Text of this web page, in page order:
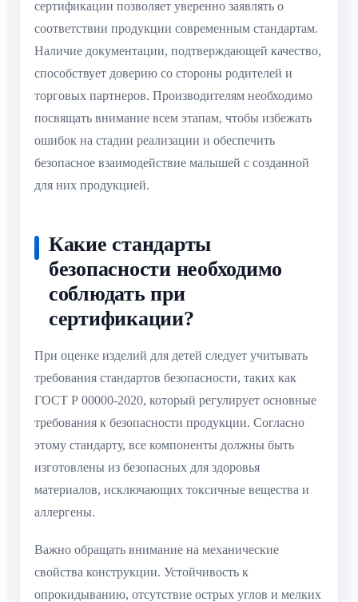
сертификации позволяет уверенно заявлять о
соответствии продукции современным стандартам.
Наличие документации, подтверждающей качество,
способствует доверию со стороны родителей и
торговых партнеров. Производителям необходимо
посвящать внимание всем этапам, чтобы избежать
ошибок на стадии реализации и обеспечить
безопасное взаимодействие малышей с созданной
для них продукцией.
Какие стандарты
безопасности необходимо
соблюдать при
сертификации?
При оценке изделий для детей следует учитывать
требования стандартов безопасности, таких как
ГОСТ Р 00000-2020, который регулирует основные
требования к безопасности продукции. Согласно
этому стандарту, все компоненты должны быть
изготовлены из безопасных для здоровья
материалов, исключающих токсичные вещества и
аллергены.
Важно обращать внимание на механические
свойства конструкции. Устойчивость к
опрокидыванию, отсутствие острых углов и мелких